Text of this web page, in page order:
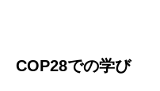
COP28での学び